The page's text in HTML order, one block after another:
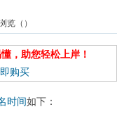
览（ ）
，助您轻松上岸！
购买
时间如下：